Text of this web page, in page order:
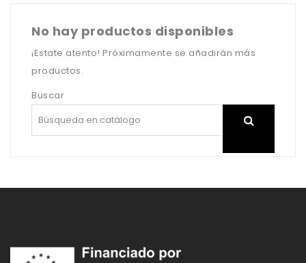
No hay productos disponibles
¡Estate atento! Próximamente se añadirán más
productos.
Buscar